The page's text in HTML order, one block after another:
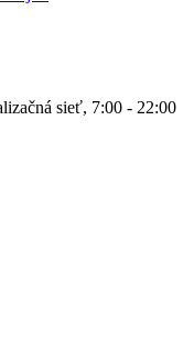
sieť, 7:00 - 22:00